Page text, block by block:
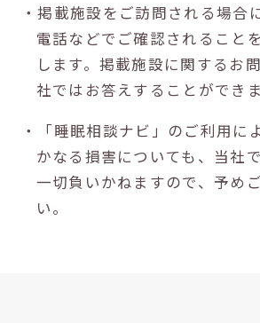
・掲載施設をご訪問される場合
電話などでご確認されること
します。掲載施設に関するお
社ではお答えすることができま
・「睡眠相談ナビ」のご利用に
かなる損害についても、当社
一切負いかねますので、予め
い。